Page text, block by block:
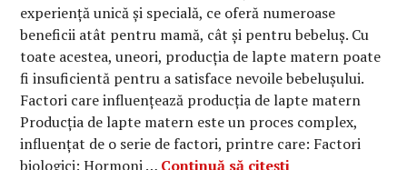
experiență unică și specială, ce oferă numeroase
beneficii atât pentru mamă, cât și pentru bebeluș. Cu
toate acestea, uneori, producția de lapte matern poate
fi insuficientă pentru a satisface nevoile bebelușului.
Factori care influențează producția de lapte matern
Producția de lapte matern este un proces complex,
influențat de o serie de factori, printre care: Factori
biologici: Hormoni … Continuă să citești